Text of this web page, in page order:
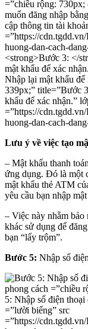
Nhập lại mật khẩu
339px;” title=”Bước
khẩu để xác nhận.”
=”https://
huong-dan-cach-
Lưu ý về việc tạo
– Mật khẩu thanh
ứng dụng. Đó là một
mật khẩu thẻ ATM
yêu cầu bạn nhập
– Việc này nhằm bảo
khác sử dụng để
bạn “lấy trộm”.
Bước 5: Nhập số